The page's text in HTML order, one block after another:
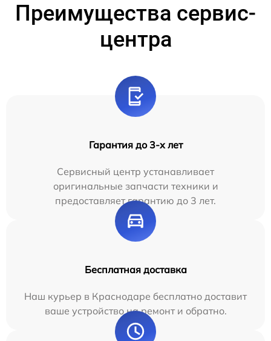
Преимущества сервис-
центра
Гарантия до 3-х лет
Сервисный центр устанавливает
оригинальные запчасти техники и
предоставляет гарантию до 3 лет.
Бесплатная доставка
Наш курьер в Краснодаре бесплатно доставит
ваше устройство на ремонт и обратно.